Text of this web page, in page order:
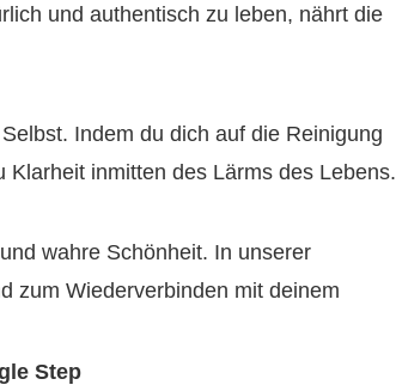
und authentisch zu leben, nährt die
Indem du dich auf die Reinigung
inmitten des Lärms des Lebens.
wahre Schönheit. In unserer
zum Wiederverbinden mit deinem
Step